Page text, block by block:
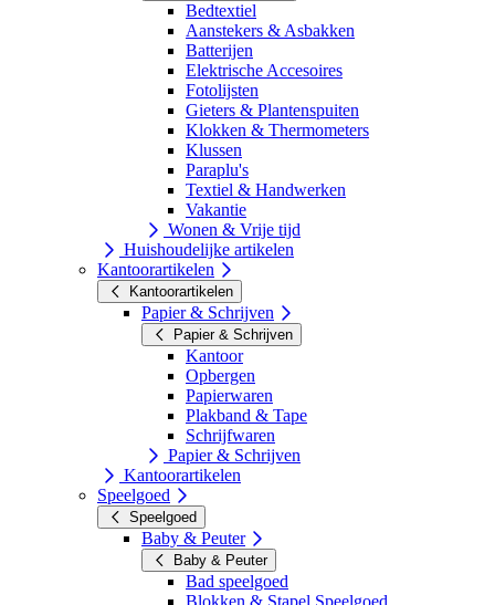
Bedtextiel
Aanstekers & Asbakken
Batterijen
Elektrische Accesoires
Fotolijsten
Gieters & Plantenspuiten
Klokken & Thermometers
Klussen
Paraplu's
Textiel & Handwerken
Vakantie
Wonen & Vrije tijd
Huishoudelijke artikelen
Kantoorartikelen
Kantoorartikelen
Papier & Schrijven
Papier & Schrijven
Kantoor
Opbergen
Papierwaren
Plakband & Tape
Schrijfwaren
Papier & Schrijven
Kantoorartikelen
Speelgoed
Speelgoed
Baby & Peuter
Baby & Peuter
Bad speelgoed
Blokken & Stapel Speelgoed